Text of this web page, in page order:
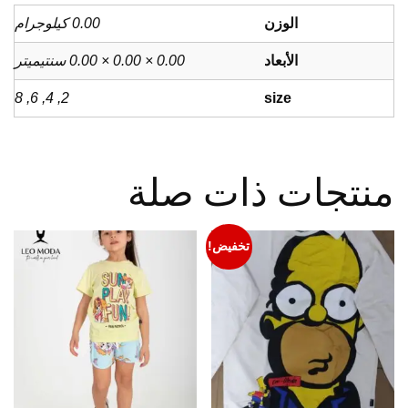
الوزن 0.00 كيلوجرام
الأبعاد 0.00 × 0.00 × 0.00 سنتيميتر
size
2, 4, 6, 8
منتجات ذات صلة
تخفيض!